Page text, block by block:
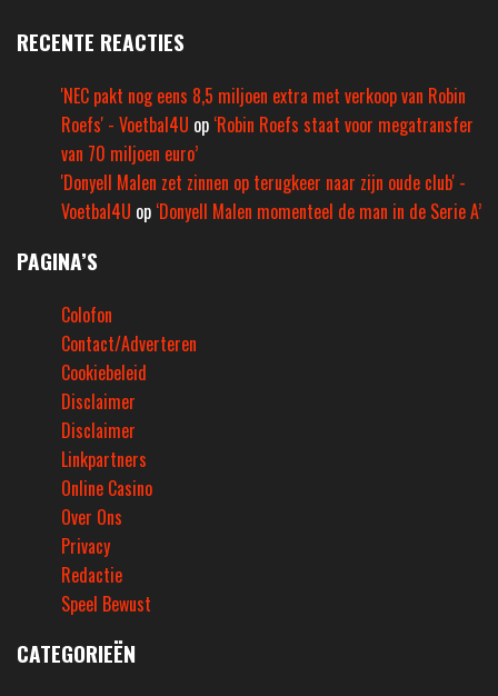
RECENTE REACTIES
'NEC pakt nog eens 8,5 miljoen extra met verkoop van Robin
Roefs' - Voetbal4U op ‘Robin Roefs staat voor megatransfer
van 70 miljoen euro’
'Donyell Malen zet zinnen op terugkeer naar zijn oude club' -
Voetbal4U op ‘Donyell Malen momenteel de man in de Serie A’
PAGINA’S
Colofon
Contact/Adverteren
Cookiebeleid
Disclaimer
Disclaimer
Linkpartners
Online Casino
Over Ons
Privacy
Redactie
Speel Bewust
CATEGORIEËN